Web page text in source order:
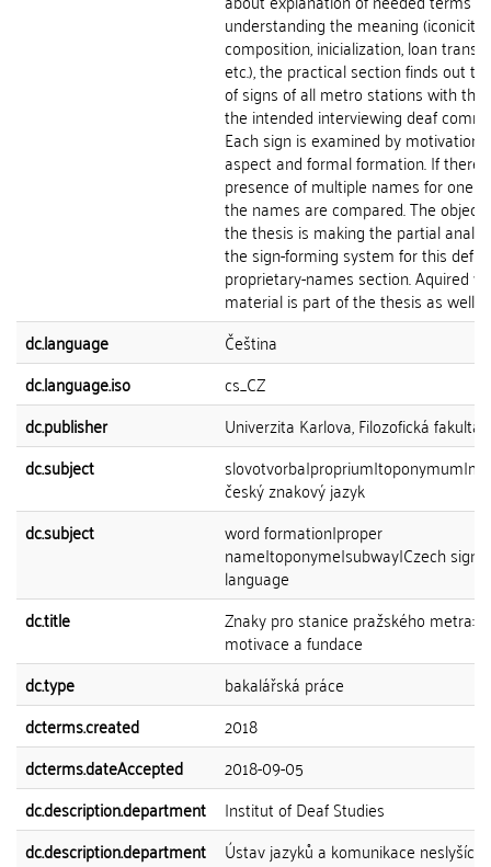
understanding the meaning (iconicity,
composition, inicialization, loan
etc.), the practical section finds out
of signs of all metro stations with the
the intended interviewing deaf
Each sign is examined by motivational
aspect and formal formation. If there
presence of multiple names for one
the names are compared. The
the thesis is making the partial
the sign-forming system for this
proprietary-names section. Aquired
material is part of the thesis as well.
dc.language
Čeština
dc.language.iso
cs_CZ
dc.publisher
Univerzita Karlova, Filozofická fakulta
dc.subject
český znakový jazyk
dc.subject
word formation|proper
name|toponyme|subway|Czech sign
language
dc.title
Znaky pro stanice pražského metra:
motivace a fundace
dc.type
bakalářská práce
dcterms.created
2018
dcterms.dateAccepted
2018-09-05
dc.description.department
Institut of Deaf Studies
dc.description.department
Ústav jazyků a komunikace